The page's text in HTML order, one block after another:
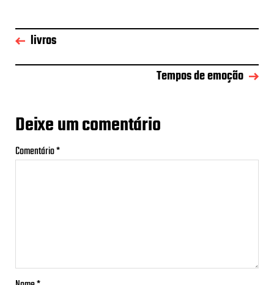
livros
Tempos de emoção
Deixe um comentário
Comentário*